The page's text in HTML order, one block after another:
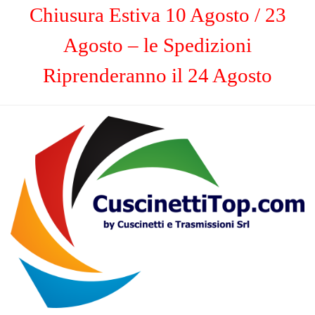
Chiusura Estiva 10 Agosto / 23
Agosto – le Spedizioni
Riprenderanno il 24 Agosto